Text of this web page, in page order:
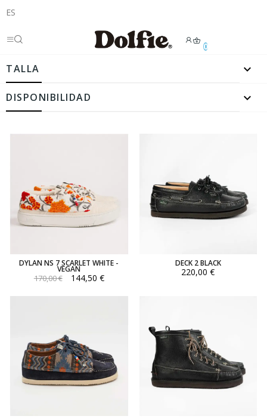
ES
0
TALLA 
DISPONIBILIDAD 
DYLAN NS 7 SCARLET WHITE -
VEGAN
170,00 € 144,50 €
DECK 2 BLACK
220,00 €